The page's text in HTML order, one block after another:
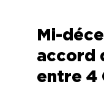
Mi-
accord
entre 4